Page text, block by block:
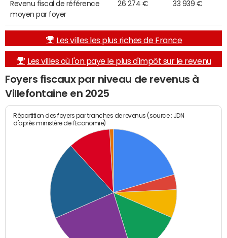
Revenu fiscal de référence
moyen par foyer
26 274 € 33 939 €
Les villes les plus riches de France
Les villes où l'on paye le plus d'impôt sur le revenu
Foyers fiscaux par niveau de revenus à
Villefontaine en 2025
Répartition des foyers par tranches de revenus (source : JDN
d'après ministère de l'Economie)